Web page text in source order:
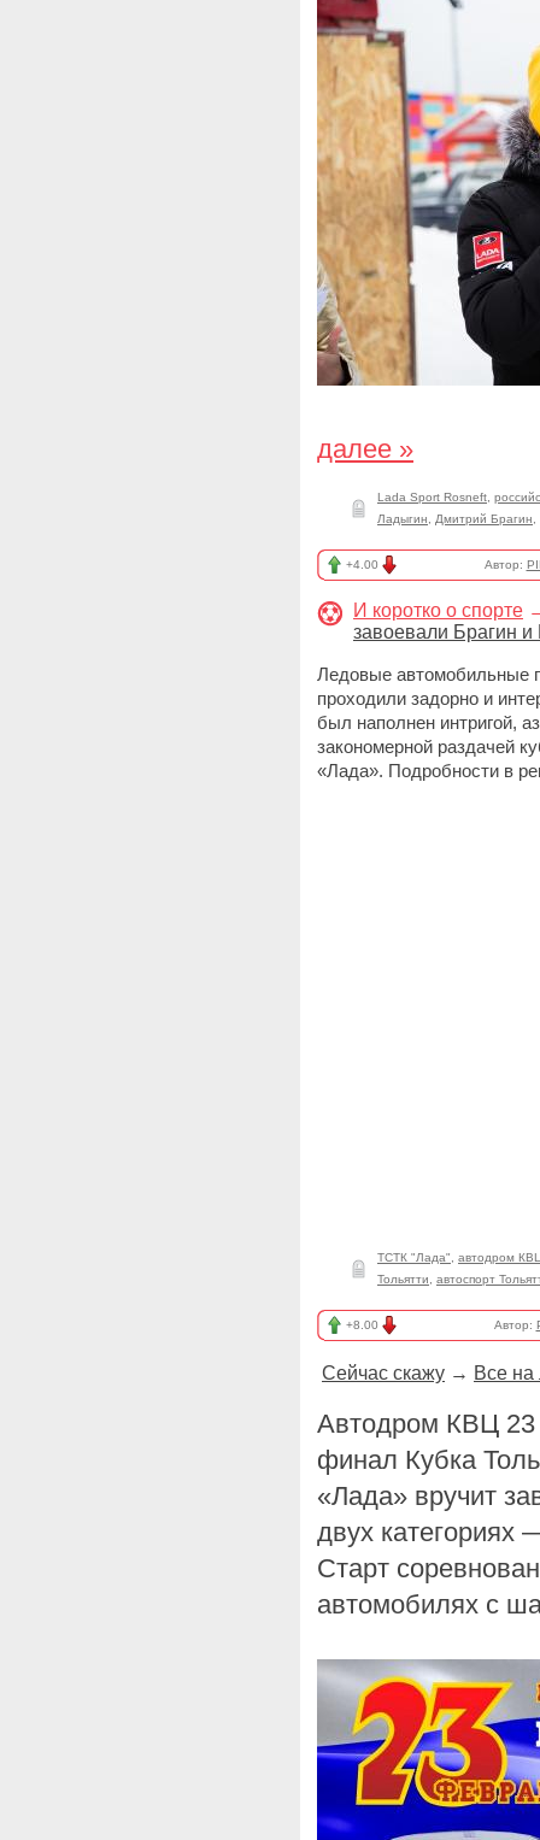
далее »
Lada Sport Rosneft
Ладыгин
Дмитрий Брагин
+4.00 Автор:
И коротко о спорте
завоевали Брагин
Ледовые автомобильные
проходили задорно и
был наполнен интригой,
закономерной раздачей
«Лада». Подробности в
ТСТК "Лада"
автодром
Тольятти
автоспорт
+8.00 Автор:
Сейчас скажу → Все на
Автодром КВЦ 23
финал Кубка
«Лада» вручит
двух категориях
Старт
автомобилях с